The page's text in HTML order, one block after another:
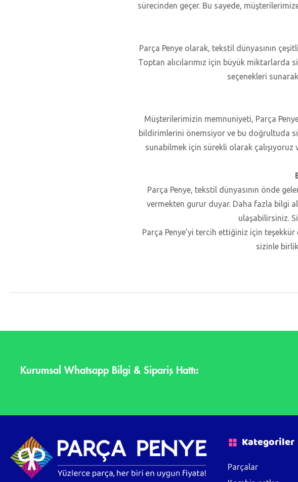
sürecinden geçer. Bu sayede,
Parça Penye olarak, tekstil dünyasının
Toptan alıcılarımız için büyük miktarlarda
seçenekleri
Müşterilerimizin memnuniyeti, Parça
bildirimlerini önemsiyor ve bu doğrultuda
sunabilmek için sürekli olarak
Parça Penye, tekstil dünyasının önde
vermekten gurur duyar. Daha fazla bilgi
ulaşabilirsiniz.
Parça Penye’yi tercih ettiğiniz için
sizinle
Kurumsal Whatsapp Bilgi & Sipariş Hattı:
Kategoriler
Parçalar